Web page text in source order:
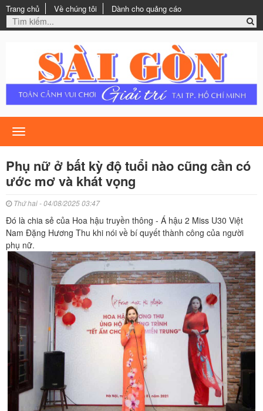
Trang chủ Về chúng tôi Dành cho quảng cáo
Toggle
navigation
Phụ nữ ở bất kỳ độ tuổi nào cũng cần có
ước mơ và khát vọng
Thứ hai - 04/08/2025 03:47
Đó là chia sẻ của Hoa hậu truyền thông - Á hậu 2 Miss U30 Việt
Nam Đặng Hương Thu khi nói về bí quyết thành công của người
phụ nữ.